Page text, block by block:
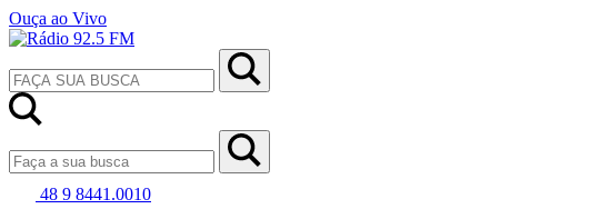
Ouça ao Vivo
48 9 8441.0010